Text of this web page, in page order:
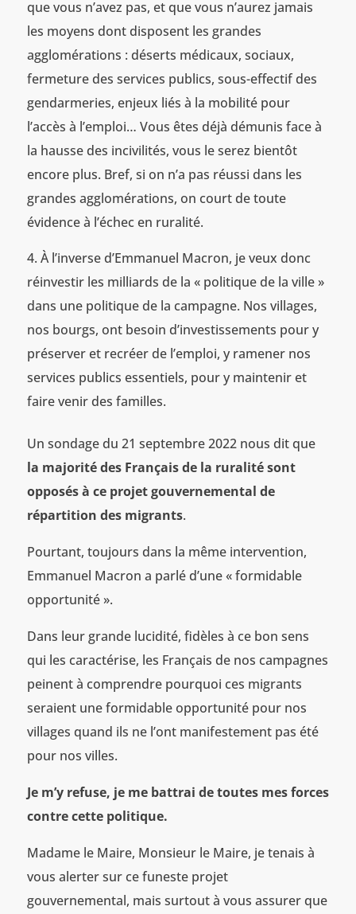
que vous n’avez pas, et que vous n’aurez jamais
les moyens dont disposent les grandes
agglomérations : déserts médicaux, sociaux,
fermeture des services publics, sous-effectif des
gendarmeries, enjeux liés à la mobilité pour
l’accès à l’emploi… Vous êtes déjà démunis face à
la hausse des incivilités, vous le serez bientôt
encore plus. Bref, si on n’a pas réussi dans les
grandes agglomérations, on court de toute
évidence à l’échec en ruralité.
À l’inverse d’Emmanuel Macron, je veux donc
réinvestir les milliards de la « politique de la ville »
dans une politique de la campagne. Nos villages,
nos bourgs, ont besoin d’investissements pour y
préserver et recréer de l’emploi, y ramener nos
services publics essentiels, pour y maintenir et
faire venir des familles.
Un sondage du 21 septembre 2022 nous dit que
la majorité des Français de la ruralité sont
opposés à ce projet gouvernemental de
répartition des migrants.
Pourtant, toujours dans la même intervention,
Emmanuel Macron a parlé d’une « formidable
opportunité ».
Dans leur grande lucidité, fidèles à ce bon sens
qui les caractérise, les Français de nos campagnes
peinent à comprendre pourquoi ces migrants
seraient une formidable opportunité pour nos
villages quand ils ne l’ont manifestement pas été
pour nos villes.
Je m’y refuse, je me battrai de toutes mes forces
contre cette politique.
Madame le Maire, Monsieur le Maire, je tenais à
vous alerter sur ce funeste projet
gouvernemental, mais surtout à vous assurer que